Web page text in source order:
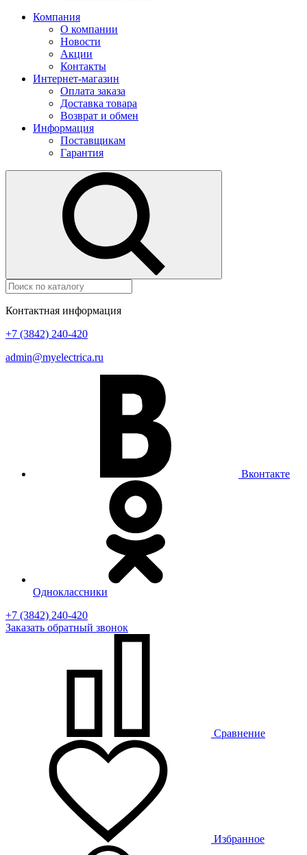
Компания
О компании
Новости
Акции
Контакты
Интернет-магазин
Оплата заказа
Доставка товара
Возврат и обмен
Информация
Поставщикам
Гарантия
Контактная информация
+7 (3842) 240-420
admin@myelectrica.ru
Вконтакте
Одноклассники
+7 (3842) 240-420
Заказать обратный звонок
Сравнение
Избранное